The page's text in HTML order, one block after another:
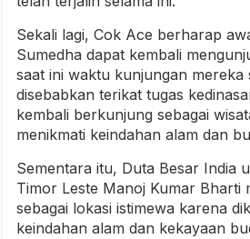
Sekali lagi, Cok Ace berharap
Sumedha dapat kembali
saat ini waktu kunjungan mereka
disebabkan terikat tugas
kembali berkunjung sebagai
menikmati keindahan alam dan
Sementara itu, Duta Besar India
Timor Leste Manoj Kumar Bharti
sebagai lokasi istimewa karena
keindahan alam dan kekayaan